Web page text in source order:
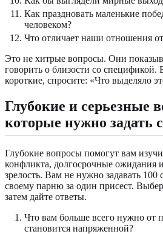
Как праздновать маленькие
человеком?
Что отличает наши отношения
Это не хитрые вопросы. Они
говорить о близости со спецификой.
короткие, спросите: «Что выделяло
Глубокие и серьезные
которые нужно задать
Глубокие вопросы помогут вам
конфликта, долгосрочные ожидания
зрелость. Вам не нужно задавать 100
своему парню за один присест.
затем дайте ответы.
Что вам больше всего нужно от
становится напряженной?